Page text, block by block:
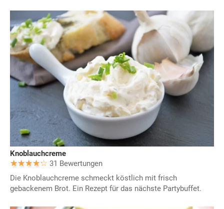
Knoblauchcreme
31 Bewertungen
Die Knoblauchcreme schmeckt köstlich mit frisch
gebackenem Brot. Ein Rezept für das nächste Partybuffet.